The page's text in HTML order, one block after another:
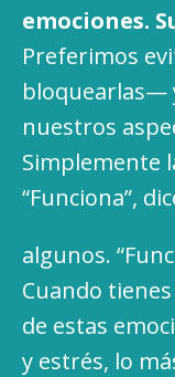
emociones.
Preferimos
bloquearlas—
nuestros
Simplemente
“Funciona”,
algunos.
Cuando
de estas
y estrés, lo